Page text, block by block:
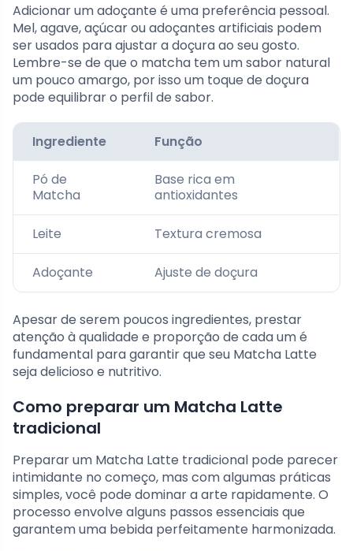
Adicionar um adoçante é uma preferência pessoal.
Mel, agave, açúcar ou adoçantes artificiais podem
ser usados para ajustar a doçura ao seu gosto.
Lembre-se de que o matcha tem um sabor natural
um pouco amargo, por isso um toque de doçura
pode equilibrar o perfil de sabor.
Ingrediente Função
Pó de
Matcha
Base rica em
antioxidantes
Leite Textura cremosa
Adoçante Ajuste de doçura
Apesar de serem poucos ingredientes, prestar
atenção à qualidade e proporção de cada um é
fundamental para garantir que seu Matcha Latte
seja delicioso e nutritivo.
Como preparar um Matcha Latte
tradicional
Preparar um Matcha Latte tradicional pode parecer
intimidante no começo, mas com algumas práticas
simples, você pode dominar a arte rapidamente. O
processo envolve alguns passos essenciais que
garantem uma bebida perfeitamente harmonizada.